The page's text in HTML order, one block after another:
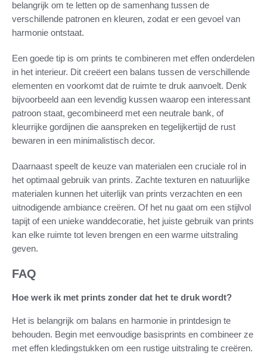
belangrijk om te letten op de samenhang tussen de
verschillende patronen en kleuren, zodat er een gevoel van
harmonie ontstaat.
Een goede tip is om prints te combineren met effen onderdelen
in het interieur. Dit creëert een balans tussen de verschillende
elementen en voorkomt dat de ruimte te druk aanvoelt. Denk
bijvoorbeeld aan een levendig kussen waarop een interessant
patroon staat, gecombineerd met een neutrale bank, of
kleurrijke gordijnen die aanspreken en tegelijkertijd de rust
bewaren in een minimalistisch decor.
Daarnaast speelt de keuze van materialen een cruciale rol in
het optimaal gebruik van prints. Zachte texturen en natuurlijke
materialen kunnen het uiterlijk van prints verzachten en een
uitnodigende ambiance creëren. Of het nu gaat om een stijlvol
tapijt of een unieke wanddecoratie, het juiste gebruik van prints
kan elke ruimte tot leven brengen en een warme uitstraling
geven.
FAQ
Hoe werk ik met prints zonder dat het te druk wordt?
Het is belangrijk om balans en harmonie in printdesign te
behouden. Begin met eenvoudige basisprints en combineer ze
met effen kledingstukken om een rustige uitstraling te creëren.